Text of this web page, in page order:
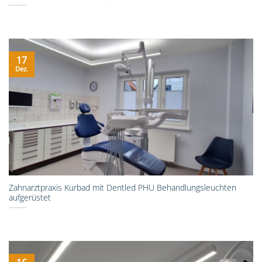
Zahnarztpraxis Kurbad mit Dentled PHU Behandlungsleuchten
aufgerüstet
17
Dez.